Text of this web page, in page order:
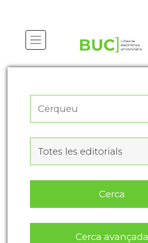
Totes les editorials
Cerca
Cerca avançada